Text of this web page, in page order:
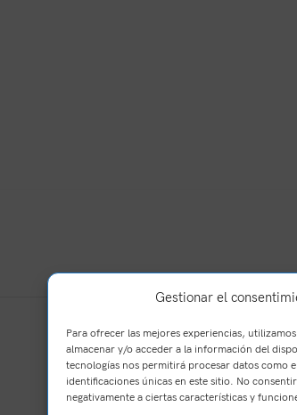
Gestionar el
Para ofrecer las mejores experiencias,
almacenar y/o acceder a la información del
tecnologías nos permitirá procesar datos como
identificaciones únicas en este sitio. No
negativamente a ciertas características y